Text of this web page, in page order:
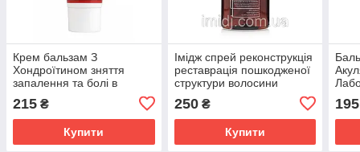
Крем бальзам З
Хондроїтином зняття
запалення та болі в
суглобах, м'язах і хребті
Імідж Лабораторія
215 ₴
Купити
Імідж спрей реконструкція
реставрація пошкодженої
структури волосини
250₴
Купити
195